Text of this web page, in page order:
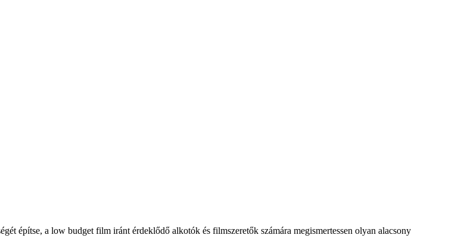
építse, a low budget film iránt érdeklődő alkotók és filmszeretők számára megismertessen olyan alacsony